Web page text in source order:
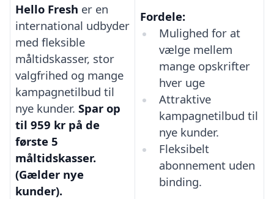
Hello Fresh er en
international udbyder
med fleksible
måltidskasser, stor
valgfrihed og mange
kampagnetilbud til
nye kunder. Spar op
til 959 kr på de
første 5
måltidskasser.
(Gælder nye
kunder).
Fordele:
Mulighed for at
vælge mellem
mange opskrifter
hver uge
Attraktive
kampagnetilbud til
nye kunder.
Fleksibelt
abonnement uden
binding.